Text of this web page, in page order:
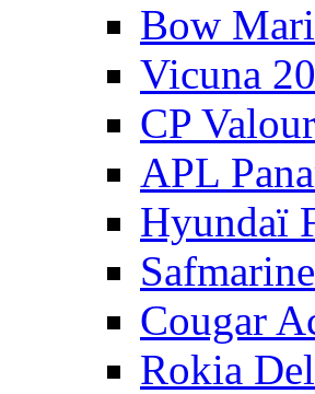
Bow
Vicuna
CP
APL
Hyundaï
Cougar
Rokia